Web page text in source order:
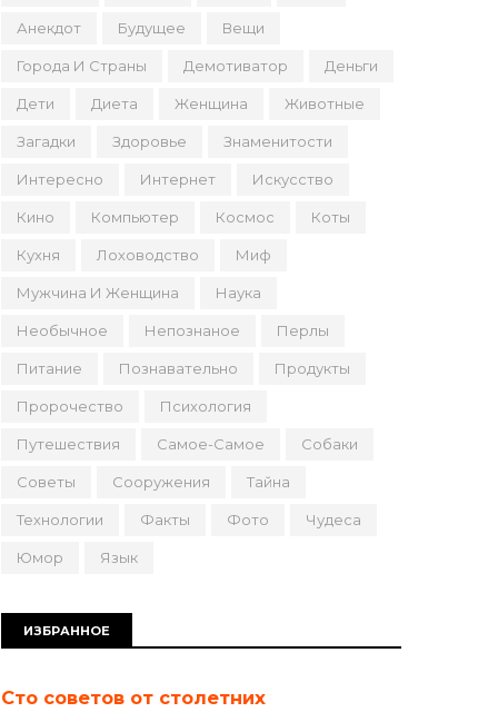
Анекдот Будущее Вещи
Города И Страны Демотиватор Деньги
Дети Диета Женщина Животные
Загадки Здоровье Знаменитости
Интересно Интернет Искусство
Кино Компьютер Космос Коты
Кухня Лоховодство Миф
Мужчина И Женщина Наука
Необычное Непознаное Перлы
Питание Познавательно Продукты
Пророчество Психология
Путешествия Самое-Самое Собаки
Советы Сооружения Тайна
Технологии Факты Фото Чудеса
Юмор Язык
ИЗБРАННОЕ
Сто советов от столетних